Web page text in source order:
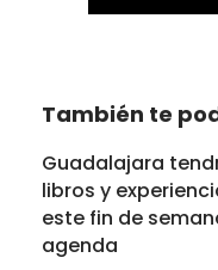
También te
Guadalajara
libros y
este fin de
agenda